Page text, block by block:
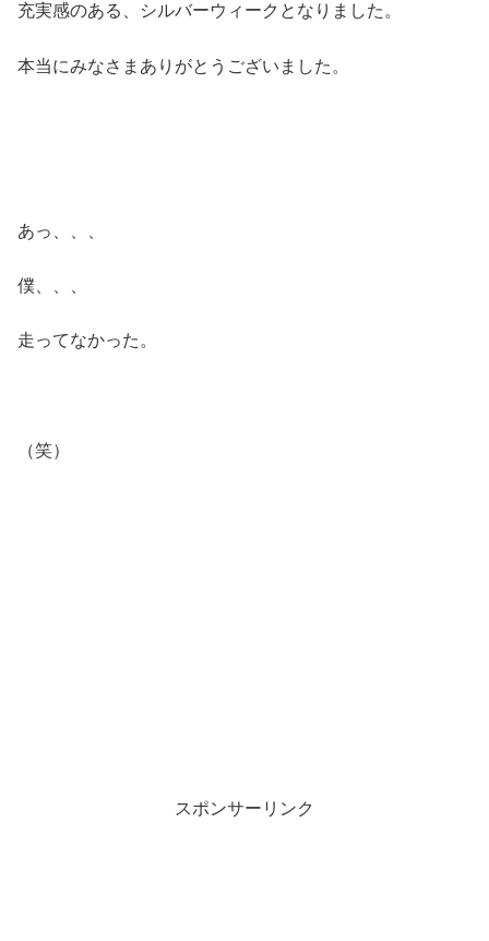
充実感のある、シルバーウィークとなりました。
本当にみなさまありがとうございました。
あっ、、、
僕、、、
走ってなかった。
（笑）
スポンサーリンク